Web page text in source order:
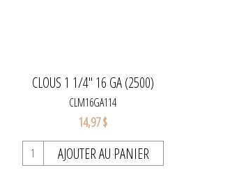
CLOUS 1 1/4'' 16 GA (2500)
CLM16GA114
14,97 $
AJOUTER AU PANIER